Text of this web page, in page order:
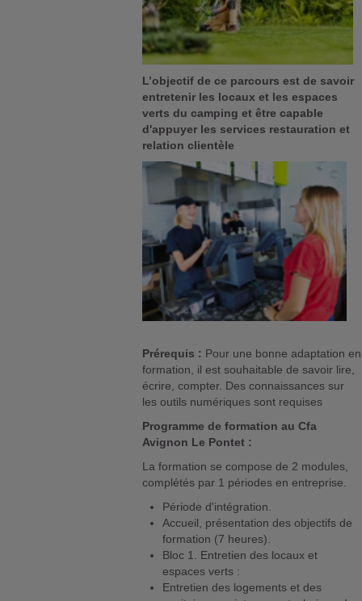
L’objectif de ce parcours est de savoir
entretenir les locaux et les espaces
verts du camping et être capable
d'appuyer les services restauration et
relation clientèle
Prérequis : Pour une bonne adaptation en
formation, il est souhaitable de savoir lire,
écrire, compter. Des connaissances sur
les outils numériques sont requises
Programme de formation au Cfa
Avignon Le Pontet :
La formation se compose de 2 modules,
complétés par 1 périodes en entreprise.
Période d'intégration.
Accueil, présentation des objectifs de
formation (7 heures).
Bloc 1. Entretien des locaux et
espaces verts :
Entretien des logements et des